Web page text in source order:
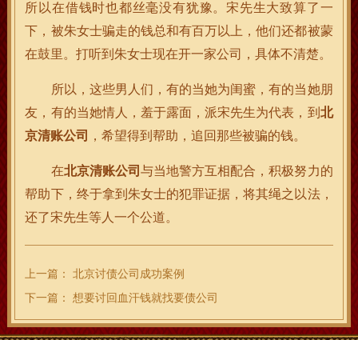
所以在借钱时也都丝毫没有犹豫。宋先生大致算了一
下，被朱女士骗走的钱总和有百万以上，他们还都被蒙
在鼓里。打听到朱女士现在开一家公司，具体不清楚。
所以，这些男人们，有的当她为闺蜜，有的当她朋
友，有的当她情人，羞于露面，派宋先生为代表，到 北
京清账公司
，希望得到帮助，追回那些被骗的钱。
在北京清账公司 与当地警方互相配合，积极努力的
帮助下，终于拿到朱女士的犯罪证据，将其绳之以法，
还了宋先生等人一个公道。
上一篇：
北京讨债公司成功案例
下一篇：
想要讨回血汗钱就找要债公司